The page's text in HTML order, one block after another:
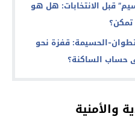
قبل الانتخابات: هل هو
الحسيمة: قفزة نحو
حساب الساكنة؟
والأمنية